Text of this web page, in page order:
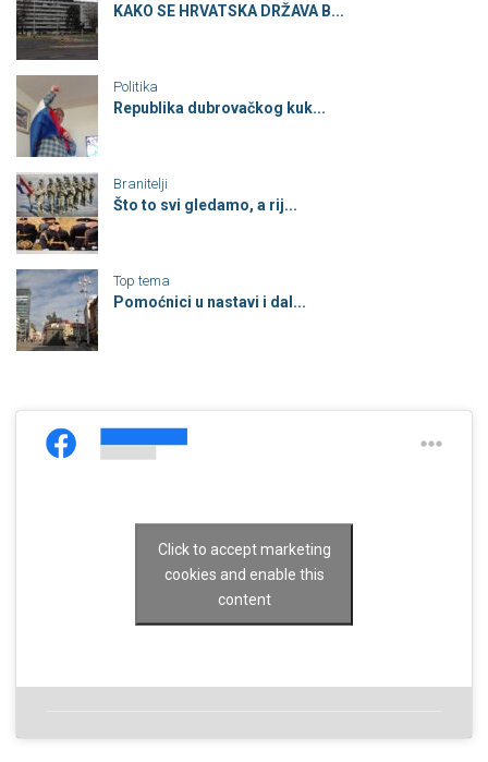
KAKO SE HRVATSKA DRŽAVA B...
Politika
Republika dubrovačkog kuk...
Branitelji
Što to svi gledamo, a rij...
Top tema
Pomoćnici u nastavi i dal...
Click to accept marketing
cookies and enable this
content